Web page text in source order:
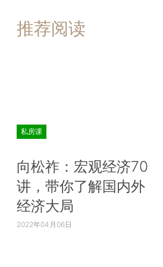
推荐阅读
私房课
向松祚：宏观经济70
讲，带你了解国内外
经济大局
2022年04月06日